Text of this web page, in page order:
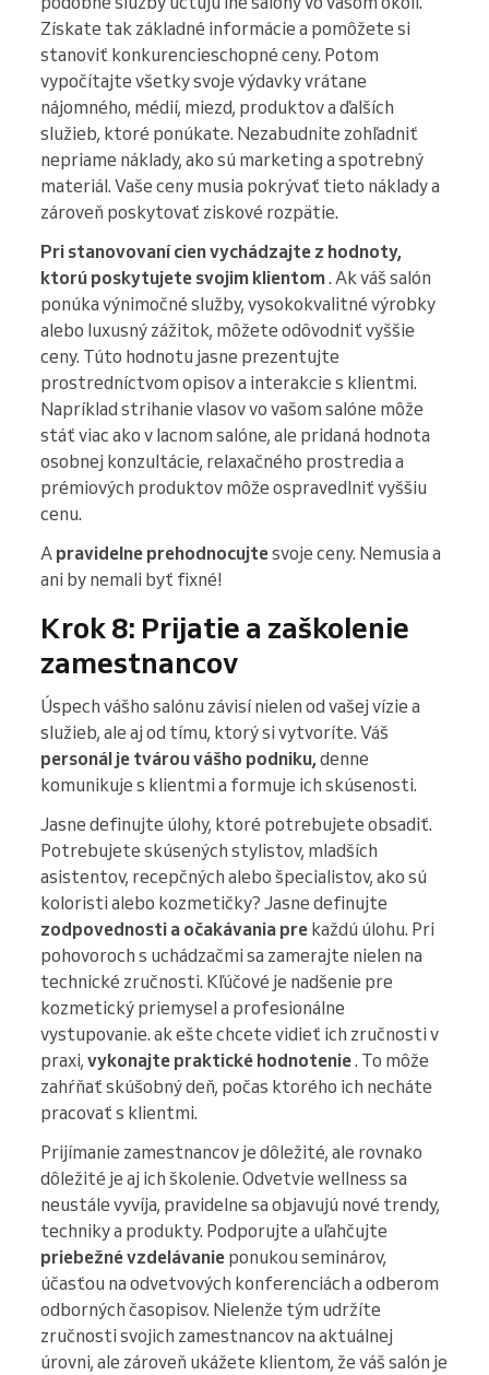
Získate tak základné informácie a pomôžete si
stanoviť konkurencieschopné ceny. Potom
vypočítajte všetky svoje výdavky vrátane
nájomného, médií, miezd, produktov a ďalších
služieb, ktoré ponúkate. Nezabudnite zohľadniť
nepriame náklady, ako sú marketing a spotrebný
materiál. Vaše ceny musia pokrývať tieto náklady a
zároveň poskytovať ziskové rozpätie.
Pri stanovovaní cien vychádzajte z hodnoty,
ktorú poskytujete svojim klientom. Ak váš salón
ponúka výnimočné služby, vysokokvalitné výrobky
alebo luxusný zážitok, môžete odôvodniť vyššie
ceny. Túto hodnotu jasne prezentujte
prostredníctvom opisov a interakcie s klientmi.
Napríklad strihanie vlasov vo vašom salóne môže
stáť viac ako v lacnom salóne, ale pridaná hodnota
osobnej konzultácie, relaxačného prostredia a
prémiových produktov môže ospravedlniť vyššiu
cenu.
A pravidelne prehodnocujtesvoje ceny. Nemusia a
ani by nemali byť fixné!
Krok 8: Prijatie a zaškolenie
zamestnancov
Úspech vášho salónu závisí nielen od vašej vízie a
služieb, ale aj od tímu, ktorý si vytvoríte. Váš
personál je tvárou vášho podniku,denne
komunikuje s klientmi a formuje ich skúsenosti.
Jasne definujte úlohy, ktoré potrebujete obsadiť.
Potrebujete skúsených stylistov, mladších
asistentov, recepčných alebo špecialistov, ako sú
koloristi alebo kozmetičky? Jasne definujte
zodpovednosti a očakávania pre každú úlohu. Pri
pohovoroch s uchádzačmi sa zamerajte nielen na
technické zručnosti. Kľúčové je nadšenie pre
kozmetický priemysel a profesionálne
vystupovanie. ak ešte chcete vidieť ich zručnosti v
praxi, vykonajte praktické hodnotenie. To môže
zahŕňať skúšobný deň, počas ktorého ich necháte
pracovať s klientmi.
Prijímanie zamestnancov je dôležité, ale rovnako
dôležité je aj ich školenie. Odvetvie wellness sa
neustále vyvíja, pravidelne sa objavujú nové trendy,
techniky a produkty. Podporujte a uľahčujte
priebežné vzdelávanie ponukou seminárov,
účasťou na odvetvových konferenciách a odberom
odborných časopisov. Nielenže tým udržíte
zručnosti svojich zamestnancov na aktuálnej
úrovni, ale zároveň ukážete klientom, že váš salón je